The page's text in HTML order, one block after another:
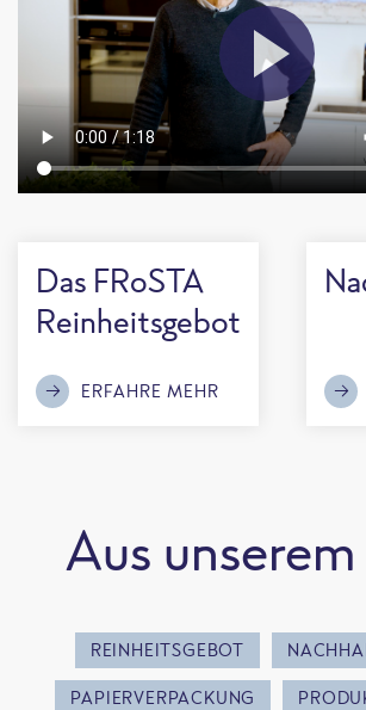
Das FRoSTA
Reinheitsgebot
ERFAHRE MEHR
Aus
REINHEITSGEBOT
PAPIERVERPACKUNG